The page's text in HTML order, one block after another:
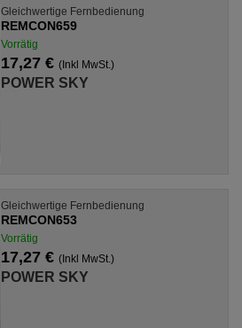
Gleichwertige Fernbedienung
REMCON659
Vorrätig
17,27 € (Inkl MwSt.)
POWER SKY
Gleichwertige Fernbedienung
REMCON653
Vorrätig
17,27 € (Inkl MwSt.)
POWER SKY